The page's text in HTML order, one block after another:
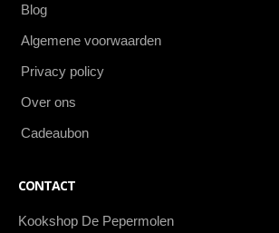
Blog
Algemene voorwaarden
Privacy policy
Over ons
Cadeaubon
CONTACT
Kookshop De Pepermolen